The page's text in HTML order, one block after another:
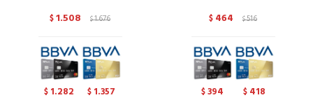
$1.508 $1.676
$ 1.282 $ 1.357
$ 464 $516
$394 $ 418